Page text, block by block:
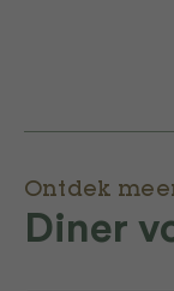
Ontdek
Diner